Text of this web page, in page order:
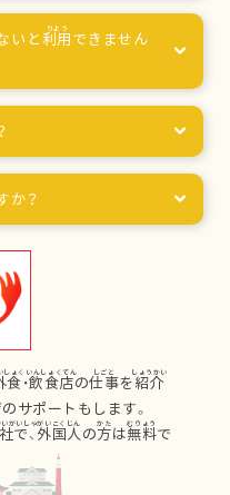
いと利用 できません
か？
食 ・飲食店の仕事を紹介
のサポートもします。
で、 外国人の方は無料で